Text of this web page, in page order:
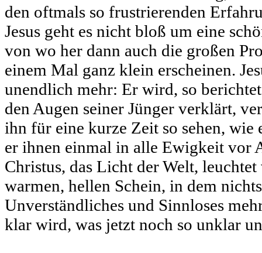
den oftmals so frustrierenden
Jesus geht es nicht bloß um eine
von wo her dann auch die großen
einem Mal ganz klein erscheinen.
unendlich mehr: Er wird, so
den Augen seiner Jünger verklärt,
ihn für eine kurze Zeit so sehen,
er ihnen einmal in alle Ewigkeit vor
Christus, das Licht der Welt,
warmen, hellen Schein, in dem
Unverständliches und Sinnloses
klar wird, was jetzt noch so unklar